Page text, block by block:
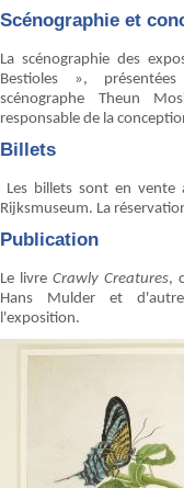
Scénographie et
La scénographie des
Bestioles »,
scénographe Theun
responsable de la
Billets
Les billets sont en
Rijksmuseum. La
Publication
Le livreCrawly Creatures,
Hans Mulder et
l'exposition.